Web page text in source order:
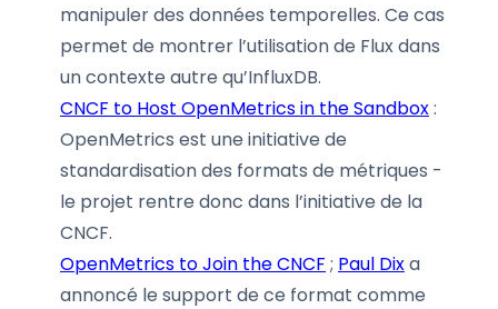
manipuler des données temporelles. Ce cas
permet de montrer l’utilisation de Flux dans
un contexte autre qu’InfluxDB.
CNCF to Host OpenMetrics in the Sandbox:
OpenMetrics est une initiative de
standardisation des formats de métriques -
le projet rentre donc dans l’initiative de la
CNCF.
OpenMetrics to Join the CNCF ; Paul Dixa
annoncé le support de ce format comme